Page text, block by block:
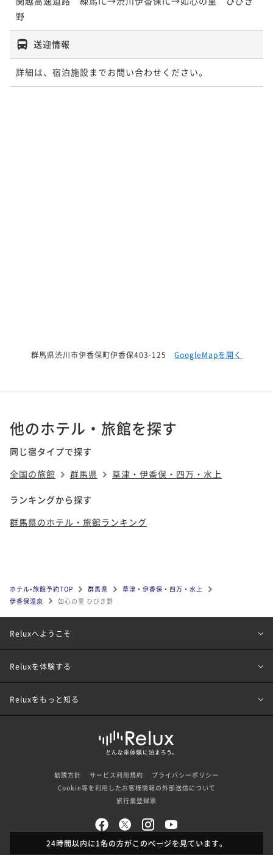
24時間以内に1名の方がこのページを見ています。
野
送迎情報
詳細は、宿泊施設までお問い合わせください。
群馬県渋川市伊香保町伊香保403-125 GoogleMapを開く
他のホテル・旅館を探す
同じ宿タイプで探す
全国の旅館
群馬県 草津・伊香保・四万・水上
ランキングから探す
群馬県のホテル・旅館ランキング
ホテル•旅館予約TOP 群馬県
草津・伊香保・四万・水上
伊香保温泉
如心の里 ひびき野
Reluxへようこそ
Reluxを体験する
Reluxをもっと知る
勧誘方針 サービス利用規約
プライバシーポリシー
Cookie等を利用したお客様情報の外部送信について
旅行業登録票
© Loco Partners Inc. All rights reserved.